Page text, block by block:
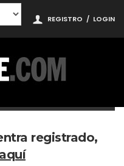
REGISTRO / LOGIN
registrado,